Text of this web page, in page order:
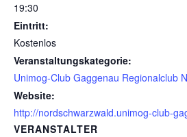
19:30
Eintritt:
Kostenlos
Veranstaltungskategorie:
Unimog-Club Gaggenau Regionalclub
Website:
http://nordschwarzwald.unimog-club-
VERANSTALTER